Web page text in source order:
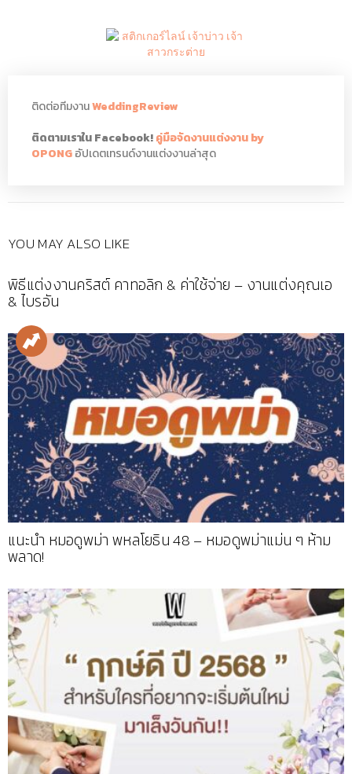
ติดต่อทีมงานWeddingReview
ติดตามเราใน Facebook!คู่มือจัดงานแต่งงาน by
OPONGอัปเดตเทรนด์งานแต่งงานล่าสุด
YOU MAY ALSO LIKE
พิธีแต่งงานคริสต์ คาทอลิก & ค่าใช้จ่าย – งานแต่งคุณเอ
& ไบรอัน
แนะนำ หมอดูพม่า พหลโยธิน 48 – หมอดูพม่าแม่น ๆ ห้าม
พลาด!